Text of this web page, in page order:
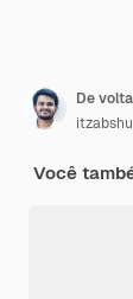
Você